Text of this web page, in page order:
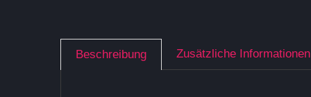
Beschreibung Zusätzliche Informationen